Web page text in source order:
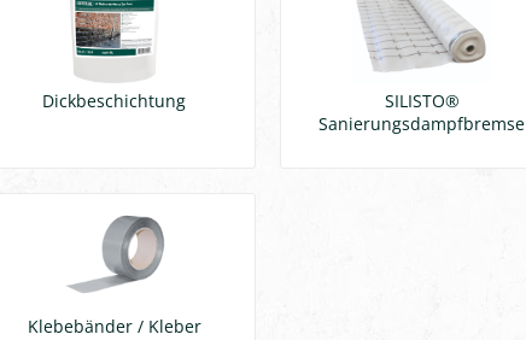
Dickbeschichtung
SILISTO®
Sanierungsdampfbremse
Klebebänder / Kleber